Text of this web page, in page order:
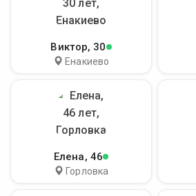
Виктор, 30
Енакиево
Елена, 46
Горловка